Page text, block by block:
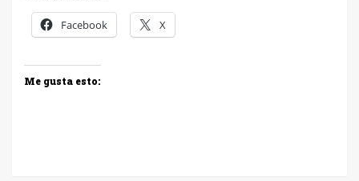
Facebook X
Me gusta esto: